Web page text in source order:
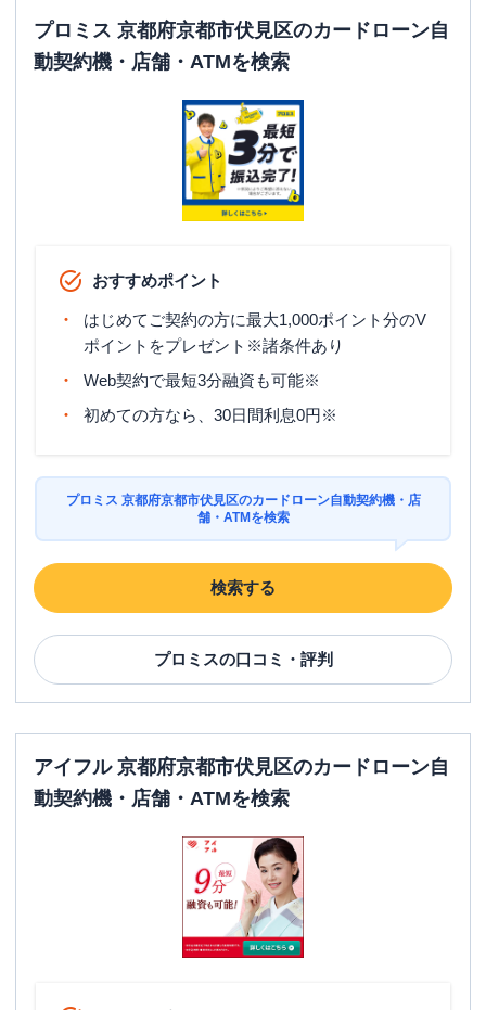
プロミス 京都府京都市伏見区のカードローン自
動契約機・店舗・ATMを検索
おすすめポイント
はじめてご契約の方に最大1,000ポイント分のV
ポイントをプレゼント※諸条件あり
Web契約で最短3分融資も可能※
初めての方なら、30日間利息0円※
プロミス 京都府京都市伏見区のカードローン自動契約機・店
舗・ATMを検索
検索する
プロミスの口コミ・評判
アイフル 京都府京都市伏見区のカードローン自
動契約機・店舗・ATMを検索